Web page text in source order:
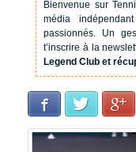
Bienvenue sur
média
passionnés. Un
t’inscrire à la
Legend Club et
Facebook Twitter